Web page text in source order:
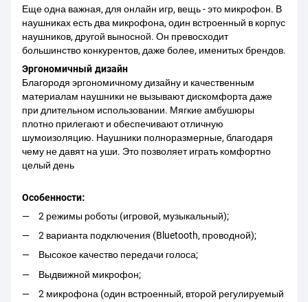
Еще одна важная, для онлайн игр, вещь - это микрофон. В
наушниках есть два микрофона, один встроенный в корпус
наушников, другой выносной. Он превосходит
большинство конкурентов, даже более, именитых брендов.
Эргономичный дизайн
Благородя эргономичному дизайну и качественным
материалам наушники не вызывают дискомфорта даже
при длительном использовании. Мягкие амбушюры
плотно прилегают и обеспечивают отличную
шумоизоляцию. Наушники полноразмерные, благодаря
чему не давят на уши. Это позволяет играть комфортно
целый день
Особенности:
2 режимы роботы (игровой, музыкальный);
2 варианта подключения (Bluetooth, проводной);
Высокое качество передачи голоса;
Выдвижной микрофон;
2 микрофона (один встроенный, второй регулируемый